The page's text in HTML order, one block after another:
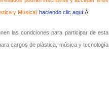
y Música) haciendo clic aquí. Â
las condciones para participar de esta
cargos de plástica, música y tecnología